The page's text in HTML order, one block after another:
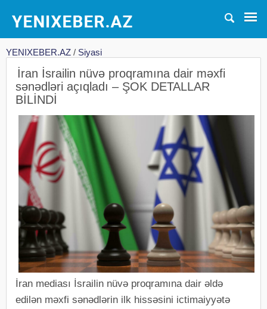
YENIXEBER.AZ / Siyasi
İran İsrailin nüvə proqramına dair məxfi
sənədləri açıqladı – ŞOK DETALLAR
BİLİNDİ
İran mediası İsrailin nüvə proqramına dair əldə
edilən məxfi sənədlərin ilk hissəsini ictimaiyyətə